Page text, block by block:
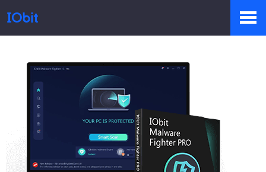
Produits
Boutique
Centre de presse